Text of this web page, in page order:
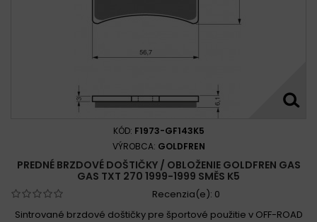
KÓD: F1973-GF143K5
VÝROBCA: GOLDFREN
PREDNÉ BRZDOVÉ DOŠTIČKY / OBLOŽENIE GOLDFREN GAS
GAS TXT 270 1999-1999 SMĚS K5
Recenzia(e): 0
Sintrované brzdové doštičky pre športové použitie v OFF-ROAD